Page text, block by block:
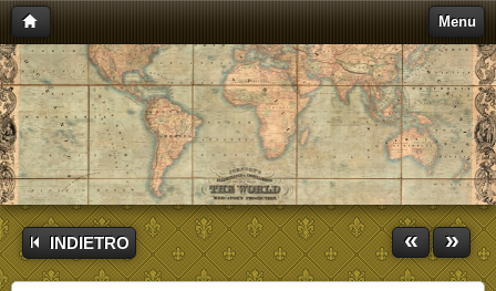
Menu
INDIETRO « »